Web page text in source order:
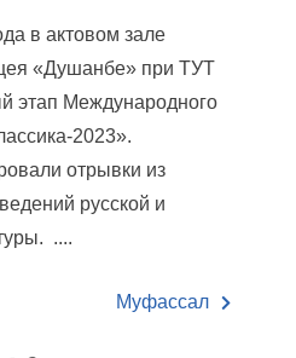
в актовом зале
«Душанбе» при ТУТ
этап Международного
2023».
отрывки из
русской и
....
Муфассал